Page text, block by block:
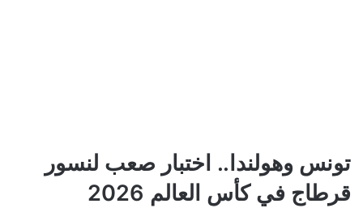
تونس وهولندا.. اختبار صعب لنسور
قرطاج في كأس العالم 2026